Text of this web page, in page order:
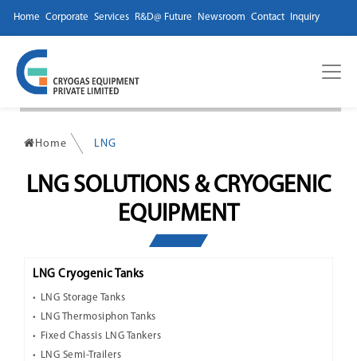
Home Corporate Services R&D@ Future Newsroom Contact Inquiry
Home LNG
LNG SOLUTIONS & CRYOGENIC
EQUIPMENT
LNG Cryogenic Tanks
LNG Storage Tanks
LNG Thermosiphon Tanks
Fixed Chassis LNG Tankers
LNG Semi-Trailers